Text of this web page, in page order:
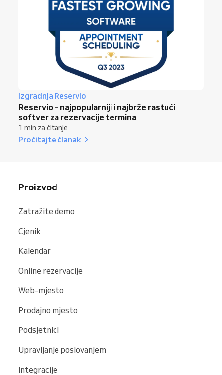
Izgradnja Reservio
Reservio – najpopularniji i najbrže rastući
softver za rezervacije termina
1 min za čitanje
Pročitajte članak
Proizvod
Zatražite demo
Cjenik
Kalendar
Online rezervacije
Web-mjesto
Prodajno mjesto
Podsjetnici
Upravljanje poslovanjem
Integracije